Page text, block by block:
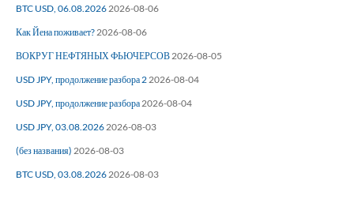
BTC USD, 06.08.2026 2026-08-06
Как Йена поживает? 2026-08-06
ВОКРУГ НЕФТЯНЫХ ФЬЮЧЕРСОВ 2026-08-05
USD JPY, продолжение разбора 2 2026-08-04
USD JPY, продолжение разбора 2026-08-04
USD JPY, 03.08.2026 2026-08-03
(без названия) 2026-08-03
BTC USD, 03.08.2026 2026-08-03